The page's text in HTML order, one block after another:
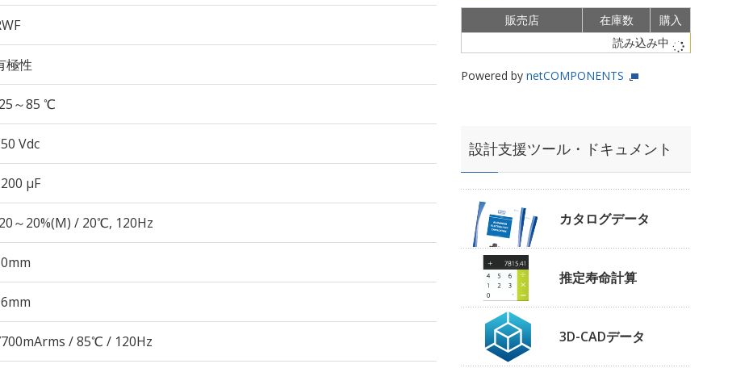
極性
～85 ℃
Vdc
µF
～20%(M) / 20℃, 120Hz
/ 85℃ / 120Hz
販売店 在庫数
購入
読み込み中
Powered by netCOMPONENTS
設計支援ツール・ドキュメント
カタログデータ
推定寿命計算
3D-CADデータ